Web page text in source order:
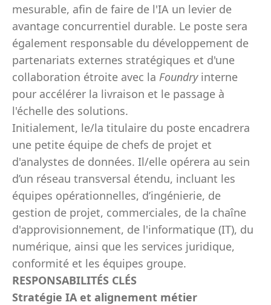
mesurable, afin de faire de l'IA un levier de
avantage concurrentiel durable. Le poste sera
également responsable du développement de
partenariats externes stratégiques et d'une
collaboration étroite avec la Foundryinterne
pour accélérer la livraison et le passage à
l'échelle des solutions.
Initialement, le/la titulaire du poste encadrera
une petite équipe de chefs de projet et
d'analystes de données. Il/elle opérera au sein
d’un réseau transversal étendu, incluant les
équipes opérationnelles, d’ingénierie, de
gestion de projet, commerciales, de la chaîne
d'approvisionnement, de l'informatique (IT), du
numérique, ainsi que les services juridique,
conformité et les équipes groupe.
RESPONSABILITÉS CLÉS
Stratégie IA et alignement métier